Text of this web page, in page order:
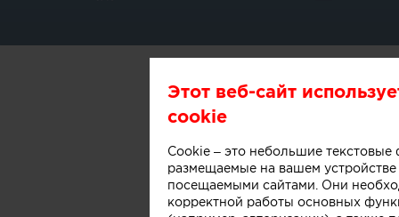
Этот веб-сайт
cookie
Cookie – это небольшие текстовые
размещаемые на вашем устройстве
посещаемыми сайтами. Они
корректной работы основных